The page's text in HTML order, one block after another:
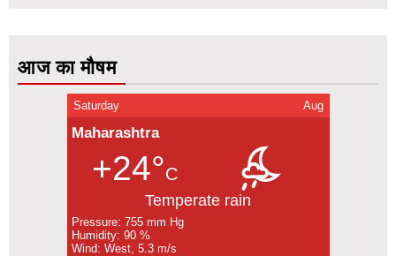
आज का मौषम
Saturday Aug
Maharashtra
+24°C
Temperate rain
Pressure: 755 mm Hg
Humidity: 90 %
Wind: West, 5.3 m/s